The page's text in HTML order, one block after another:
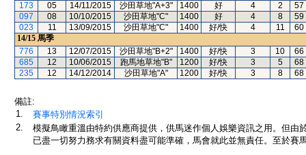
173
05 14/11/2015 沙田草地"A+3" 1400 好 4 2
57
097
08 10/10/2015 沙田草地"C" 1400 好 4 8
59
023
11 13/09/2015 沙田草地"C" 1400 好/快 4 11
60
14/15 馬季
776
13 12/07/2015 沙田草地"B+2" 1400 好/快 3 10
66
685
12 10/06/2015 跑馬地草地"B" 1200 好/快 3 5
68
235
12 14/12/2014 沙田草地"A" 1200 好/快 3 8 68
備註:
1.
賽事特別情況索引
2.
模擬鳥瞰重溫由特約供應商提供，供馬迷作個人娛樂資訊之用。但
已盡一切努力務求有關資料盡可能準確，馬會就此並無責任。至於賽